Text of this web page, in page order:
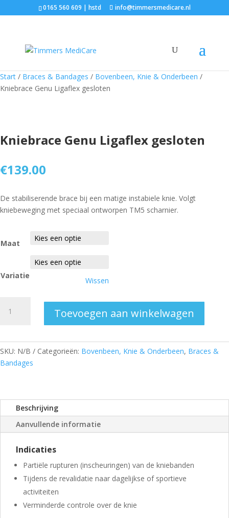
0165 560 609 | hstd info@timmersmedicare.nl
Start / Braces & Bandages / Bovenbeen, Knie & Onderbeen /
Kniebrace Genu Ligaflex gesloten
Kniebrace Genu Ligaflex gesloten
€139.00
De stabiliserende brace bij een matige instabiele knie. Volgt
kniebeweging met speciaal ontworpen TM5 scharnier.
Maat
Variatie
Wissen
Genu
aantal
Toevoegen aan winkelwagen
SKU: N/B Categorieën: Bovenbeen, Knie & Onderbeen, Braces &
Bandages
Beschrijving
Aanvullende informatie
Indicaties
Partiële rupturen (inscheuringen) van de kniebanden
Tijdens de revalidatie naar dagelijkse of sportieve
activiteiten
Verminderde controle over de knie